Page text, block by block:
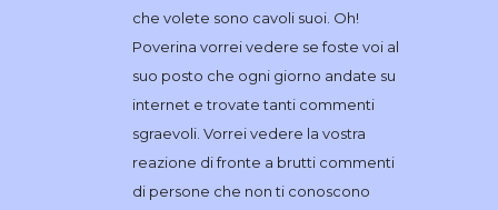
che volete sono cavoli suoi. Oh!
Poverina vorrei vedere se foste voi al
suo posto che ogni giorno andate su
internet e trovate tanti commenti
sgraevoli. Vorrei vedere la vostra
reazione di fronte a brutti commenti
di persone che non ti conoscono